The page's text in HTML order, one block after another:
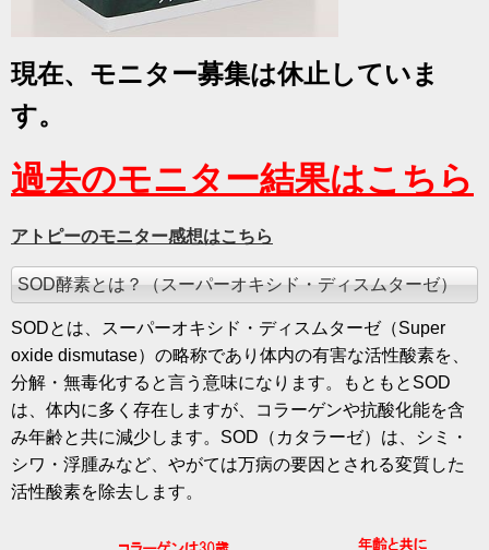
現在、モニター募集は休止していま
す。
過去のモニター結果はこちら
アトピーのモニター感想はこちら
SOD酵素とは？（スーパーオキシド・ディスムターゼ）
SODとは、スーパーオキシド・ディスムターゼ（Super
oxide dismutase）の略称であり体内の有害な活性酸素を、
分解・無毒化すると言う意味になります。もともとSOD
は、体内に多く存在しますが、コラーゲンや抗酸化能を含
み年齢と共に減少します。SOD（カタラーゼ）は、シミ・
シワ・浮腫みなど、やがては万病の要因とされる変質した
活性酸素を除去します。